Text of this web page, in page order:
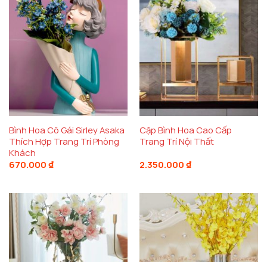
Bình Hoa Cô Gái Sirley Asaka
Thích Hợp Trang Trí Phòng
Khách
670.000 ₫
Cặp Bình Hoa Cao Cấp
Trang Trí Nội Thất
2.350.000 ₫